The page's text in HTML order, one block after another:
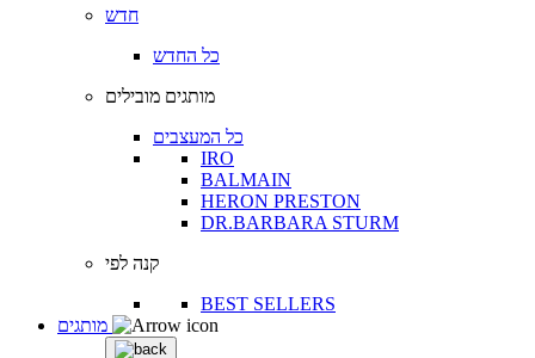
חדש
כל החדש
מותגים מובילים
כל המעצבים
IRO
BALMAIN
HERON PRESTON
DR.BARBARA STURM
קנה לפי
BEST SELLERS